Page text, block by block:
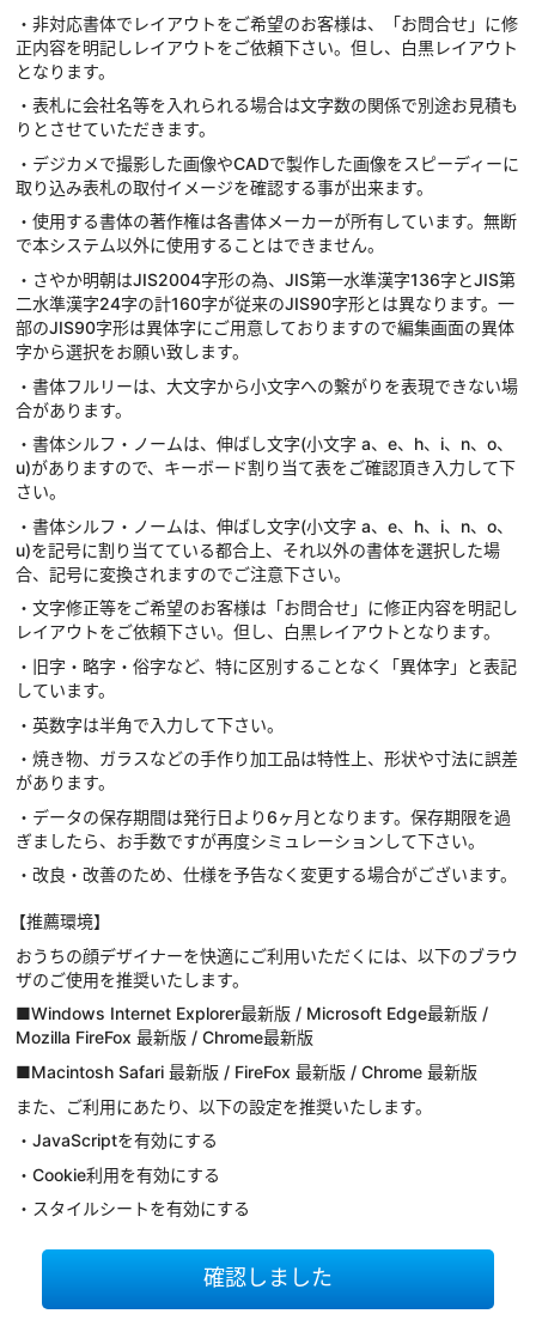
・非対応書体でレイアウトをご希望のお客様は、「お問合せ」に修
正内容を明記しレイアウトをご依頼下さい。但し、白黒レイアウト
となります。
・表札に会社名等を入れられる場合は文字数の関係で別途お見積も
りとさせていただきます。
・デジカメで撮影した画像やCADで製作した画像をスピーディーに
取り込み表札の取付イメージを確認する事が出来ます。
・使用する書体の著作権は各書体メーカーが所有しています。無断
で本システム以外に使用することはできません。
・さやか明朝はJIS2004字形の為、JIS第一水準漢字136字とJIS第
二水準漢字24字の計160字が従来のJIS90字形とは異なります。一
部のJIS90字形は異体字にご用意しておりますので編集画面の異体
字から選択をお願い致します。
・書体フルリーは、大文字から小文字への繋がりを表現できない場
合があります。
・書体シルフ・ノームは、伸ばし文字(小文字 a、e、h、i、n、o、
u)がありますので、キーボード割り当て表をご確認頂き入力して下
さい。
・書体シルフ・ノームは、伸ばし文字(小文字 a、e、h、i、n、o、
u)を記号に割り当てている都合上、それ以外の書体を選択した場
合、記号に変換されますのでご注意下さい。
・文字修正等をご希望のお客様は「お問合せ」に修正内容を明記し
レイアウトをご依頼下さい。但し、白黒レイアウトとなります。
・旧字・略字・俗字など、特に区別することなく「異体字」と表記
しています。
・英数字は半角で入力して下さい。
・焼き物、ガラスなどの手作り加工品は特性上、形状や寸法に誤差
があります。
・データの保存期間は発行日より6ヶ月となります。保存期限を過
ぎましたら、お手数ですが再度シミュレーションして下さい。
・改良・改善のため、仕様を予告なく変更する場合がございます。
【推薦環境】
おうちの顔デザイナーを快適にご利用いただくには、以下のブラウ
ザのご使用を推奨いたします。
■Windows Internet Explorer最新版 / Microsoft Edge最新版 /
Mozilla FireFox 最新版 / Chrome最新版
■Macintosh Safari 最新版 / FireFox 最新版 / Chrome 最新版
また、ご利用にあたり、以下の設定を推奨いたします。
・JavaScriptを有効にする
・Cookie利用を有効にする
・スタイルシートを有効にする
確認しました